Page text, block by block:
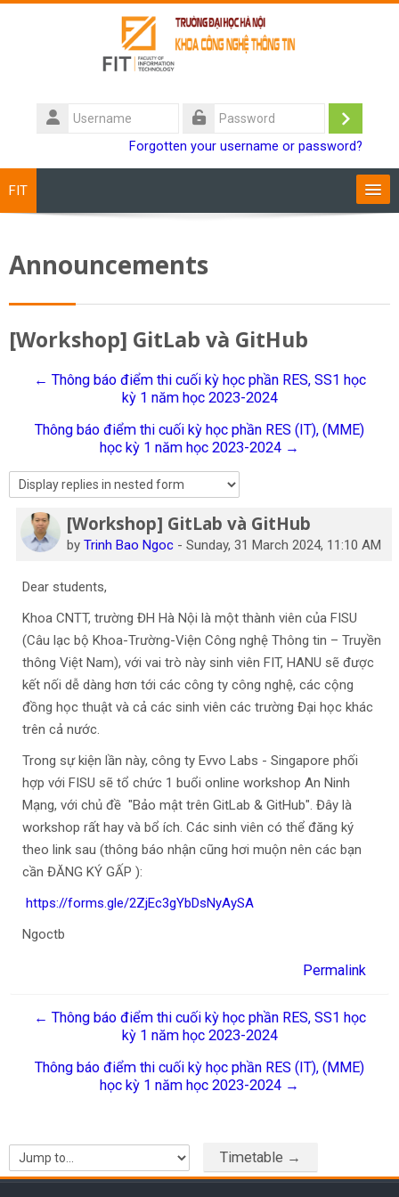
Username
Log
Forgotten your username or password?
FIT
Students
Research
English
Search
courses
Announcements
[Workshop] GitLab và GitHub
← Thông báo điểm thi cuối kỳ học phần RES, SS1 học
kỳ 1 năm học 2023-2024
Thông báo điểm thi cuối kỳ học phần RES (IT), (MME)
học kỳ 1 năm học 2023-2024 →
[Workshop] GitLab và GitHub
by Trinh Bao Ngoc - Sunday, 31 March 2024, 11:10 AM
Number of replies: 0
Dear students,
Khoa CNTT, trường ĐH Hà Nội là một thành viên của FISU
(Câu lạc bộ Khoa-Trường-Viện Công nghệ Thông tin – Truyền
thông Việt Nam), với vai trò này sinh viên FIT, HANU sẽ được
kết nối dễ dàng hơn tới các công ty công nghệ, các cộng
đồng học thuật và cả các sinh viên các trường Đại học khác
trên cả nước.
Trong sự kiện lần này, công ty Evvo Labs - Singapore phối
hợp với FISU sẽ tổ chức 1 buổi online workshop An Ninh
Mạng, với chủ đề "Bảo mật trên GitLab & GitHub". Đây là
workshop rất hay và bổ ích. Các sinh viên có thể đăng ký
theo link sau (thông báo nhận cũng hơi muộn nên các bạn
cần ĐĂNG KÝ GẤP ):
https://forms.gle/2ZjEc3gYbDsNyAySA
Ngoctb
Permalink
← Thông báo điểm thi cuối kỳ học phần RES, SS1 học
kỳ 1 năm học 2023-2024
Thông báo điểm thi cuối kỳ học phần RES (IT), (MME)
học kỳ 1 năm học 2023-2024 →
Jump to... Timetable →